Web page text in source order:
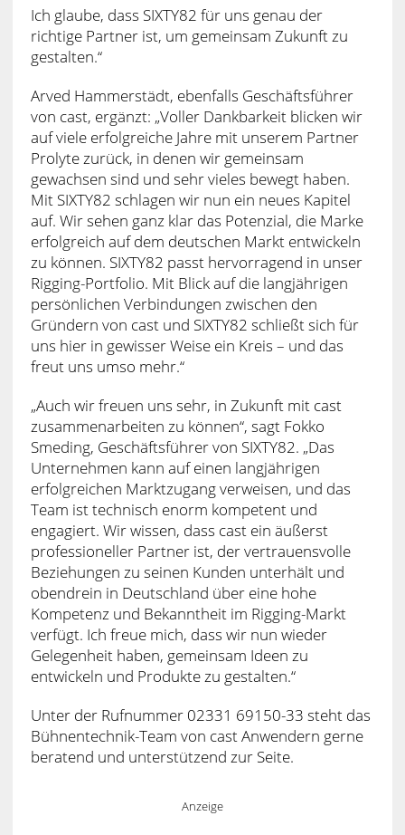
Ich glaube, dass SIXTY82 für uns genau der
richtige Partner ist, um gemeinsam Zukunft zu
gestalten.“
Arved Hammerstädt, ebenfalls Geschäftsführer
von cast, ergänzt: „Voller Dankbarkeit blicken wir
auf viele erfolgreiche Jahre mit unserem Partner
Prolyte zurück, in denen wir gemeinsam
gewachsen sind und sehr vieles bewegt haben.
Mit SIXTY82 schlagen wir nun ein neues Kapitel
auf. Wir sehen ganz klar das Potenzial, die Marke
erfolgreich auf dem deutschen Markt entwickeln
zu können. SIXTY82 passt hervorragend in unser
Rigging-Portfolio. Mit Blick auf die langjährigen
persönlichen Verbindungen zwischen den
Gründern von cast und SIXTY82 schließt sich für
uns hier in gewisser Weise ein Kreis – und das
freut uns umso mehr.“
„Auch wir freuen uns sehr, in Zukunft mit cast
zusammenarbeiten zu können“, sagt Fokko
Smeding, Geschäftsführer von SIXTY82. „Das
Unternehmen kann auf einen langjährigen
erfolgreichen Marktzugang verweisen, und das
Team ist technisch enorm kompetent und
engagiert. Wir wissen, dass cast ein äußerst
professioneller Partner ist, der vertrauensvolle
Beziehungen zu seinen Kunden unterhält und
obendrein in Deutschland über eine hohe
Kompetenz und Bekanntheit im Rigging-Markt
verfügt. Ich freue mich, dass wir nun wieder
Gelegenheit haben, gemeinsam Ideen zu
entwickeln und Produkte zu gestalten.“
Unter der Rufnummer 02331 69150-33 steht das
Bühnentechnik-Team von cast Anwendern gerne
beratend und unterstützend zur Seite.
Anzeige